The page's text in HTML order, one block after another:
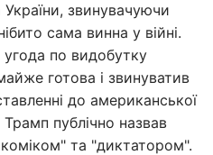
звинувачуючи
сама винна у війні.
по видобутку
готова і звинуватив
до американської
публічно назвав
та "диктатором".